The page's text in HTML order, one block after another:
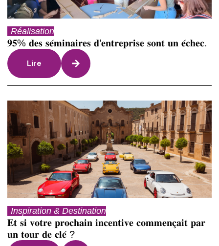
Réalisation
𝟗𝟓% 𝐝𝐞𝐬 𝐬𝐞́𝐦𝐢𝐧𝐚𝐢𝐫𝐞𝐬 𝐝’𝐞𝐧𝐭𝐫𝐞𝐩𝐫𝐢𝐬𝐞 𝐬𝐨𝐧𝐭 𝐮𝐧 𝐞́𝐜𝐡𝐞𝐜.
Lire
Inspiration & Destination
𝐄𝐭 𝐬𝐢 𝐯𝐨𝐭𝐫𝐞 𝐩𝐫𝐨𝐜𝐡𝐚𝐢𝐧 𝐢𝐧𝐜𝐞𝐧𝐭𝐢𝐯𝐞 𝐜𝐨𝐦𝐦𝐞𝐧𝐜̧𝐚𝐢𝐭 𝐩𝐚𝐫
𝐮𝐧 𝐭𝐨𝐮𝐫 𝐝𝐞 𝐜𝐥𝐞́ ?